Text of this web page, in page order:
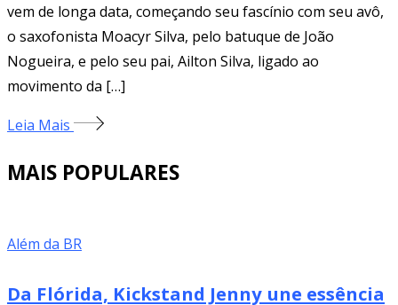
vem de longa data, começando seu fascínio com seu avô,
o saxofonista Moacyr Silva, pelo batuque de João
Nogueira, e pelo seu pai, Ailton Silva, ligado ao
movimento da […]
Leia Mais
MAIS POPULARES
Além da BR
Da Flórida, Kickstand Jenny une essência